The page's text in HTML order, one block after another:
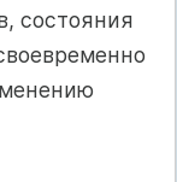
состояния